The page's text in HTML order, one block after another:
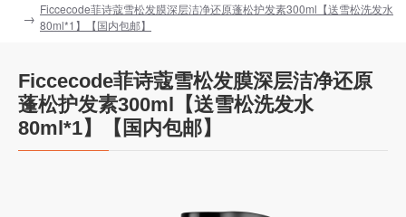
Ficcecode菲诗蔻雪松发膜深层洁净还原蓬松护发素300ml【送雪松洗发水
80ml*1】【国内包邮】
Ficcecode菲诗蔻雪松发膜深层洁净还原
蓬松护发素300ml【送雪松洗发水
80ml*1】【国内包邮】